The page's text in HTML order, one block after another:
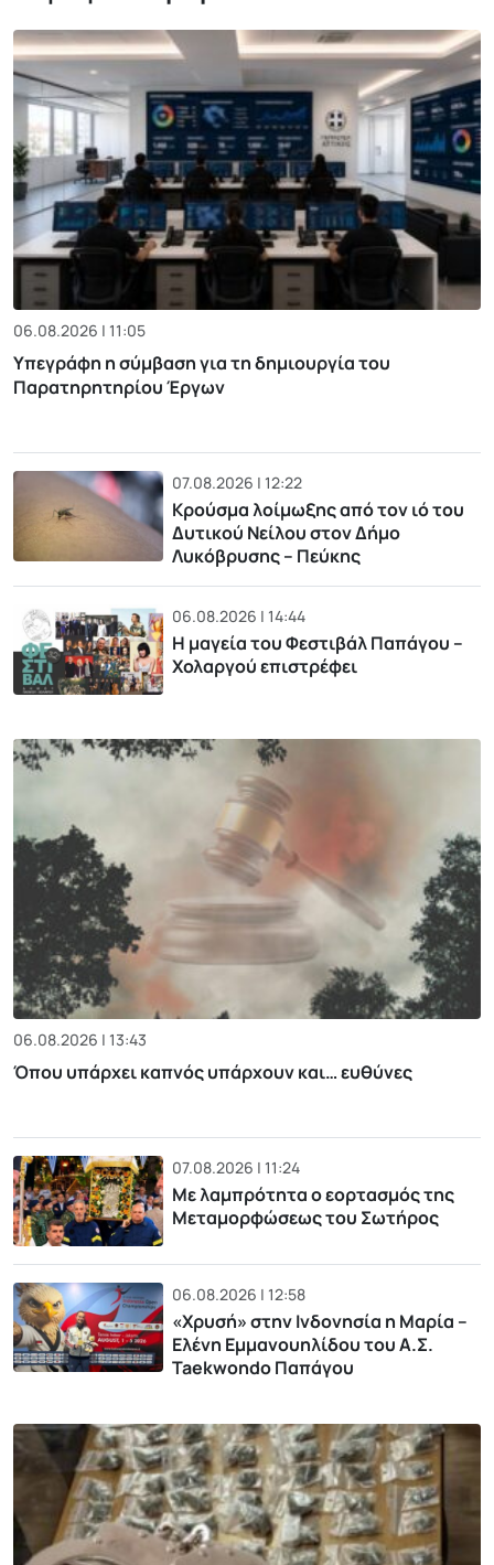
06.08.2026 | 11:05
Υπεγράφη η σύμβαση για τη δημιουργία του
Παρατηρητηρίου Έργων
07.08.2026 | 12:22
Κρούσμα λοίμωξης από τον ιό του
Δυτικού Νείλου στον Δήμο
Λυκόβρυσης – Πεύκης
06.08.2026 | 14:44
Η μαγεία του Φεστιβάλ Παπάγου –
Χολαργού επιστρέφει
06.08.2026 | 13:43
Όπου υπάρχει καπνός υπάρχουν και… ευθύνες
07.08.2026 | 11:24
Με λαμπρότητα ο εορτασμός της
Μεταμορφώσεως του Σωτήρος
06.08.2026 | 12:58
«Χρυσή» στην Ινδονησία η Μαρία –
Ελένη Εμμανουηλίδου του Α.Σ.
Taekwondo Παπάγου